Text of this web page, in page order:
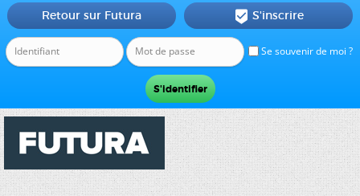
Se souvenir de moi ?
Retour sur Futura  S'inscrire